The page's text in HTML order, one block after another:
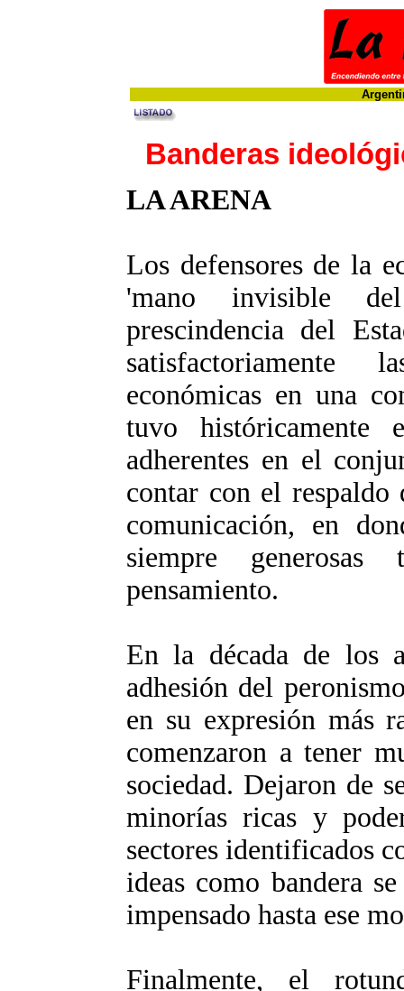
Banderas
LA ARENA
Los defensores de la
'mano invisible
prescindencia del
económicas en una
tuvo históricamente
adherentes en el
contar con el respaldo
comunicación, en
siempre
pensamiento.
En la década de los
adhesión del
en su expresión más
comenzaron a tener
sociedad. Dejaron de
minorías ricas y
sectores identificados
ideas como bandera
impensado hasta ese
Finalmente, el